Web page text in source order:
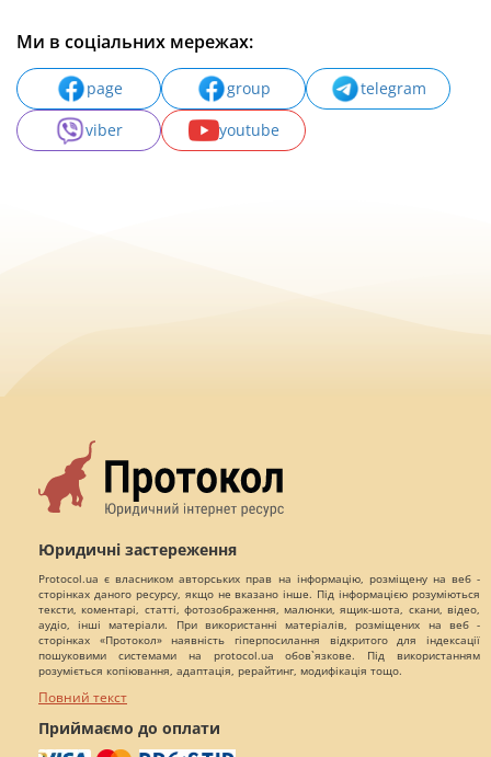
Ми в соціальних мережах:
page group
telegram
viber
youtube
Юридичні застереження
Protocol.ua є власником авторських прав на інформацію, розміщену на веб -
сторінках даного ресурсу, якщо не вказано інше. Під інформацією розуміються
тексти, коментарі, статті, фотозображення, малюнки, ящик-шота, скани, відео,
аудіо, інші матеріали. При використанні матеріалів, розміщених на веб -
сторінках «Протокол» наявність гіперпосилання відкритого для індексації
пошуковими системами на protocol.ua обов`язкове. Під використанням
розуміється копіювання, адаптація, рерайтинг, модифікація тощо.
Повний текст
Приймаємо до оплати